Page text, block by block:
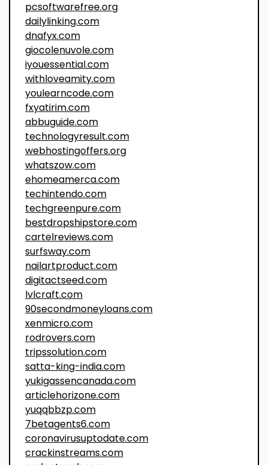
pcsoftwarefree.org
dailylinking.com
dnafyx.com
giocolenuvole.com
iyouessential.com
withloveamity.com
youlearncode.com
fxyatirim.com
abbuguide.com
technologyresult.com
webhostingoffers.org
whatszow.com
ehomeamerca.com
techintendo.com
techgreenpure.com
bestdropshipstore.com
cartelreviews.com
surfsway.com
nailartproduct.com
digitactseed.com
lvlcraft.com
90secondmoneyloans.com
xenmicro.com
rodrovers.com
tripssolution.com
satta-king-india.com
yukigassencanada.com
articlehorizone.com
yuqqbbzp.com
7betagents6.com
coronavirusuptodate.com
crackinstreams.com